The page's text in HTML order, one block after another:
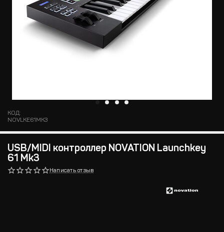
КОД:
NOVLKE61MK3
USB/MIDI контроллер NOVATION Launchkey
61 Mk3
Написать отзыв